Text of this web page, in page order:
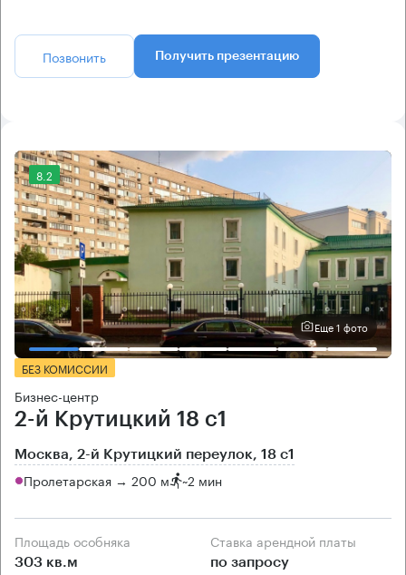
Позвонить Получить презентацию
8.2
Еще 1 фото
БЕЗ КОМИССИИ
Бизнес-центр
2-й Крутицкий 18 с1
Москва, 2-й Крутицкий переулок, 18 с1
Пролетарская → 200 м ~2 мин
Площадь особняка
303 кв.м
Ставка арендной платы
по запросу